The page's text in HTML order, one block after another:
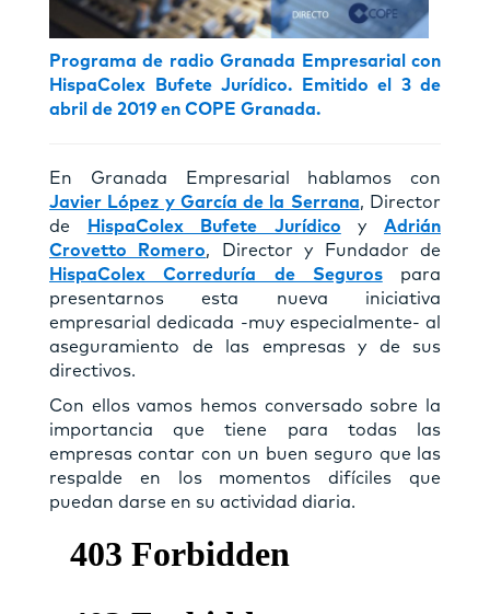
Programa de radio Granada Empresarial con
HispaColex Bufete Jurídico. Emitido el 3 de
abril de 2019 en COPE Granada.
En Granada Empresarial hablamos con
Javier López y García de la Serrana, Director
de
HispaColex Bufete Jurídico yAdrián
Crovetto Romero, Director y Fundador de
HispaColex Correduría de Segurospara
presentarnos esta nueva iniciativa
empresarial dedicada -muy especialmente- al
aseguramiento de las empresas y de sus
directivos.
Con ellos vamos hemos conversado sobre la
importancia que tiene para todas las
empresas contar con un buen seguro que las
respalde en los momentos difíciles que
puedan darse en su actividad diaria.